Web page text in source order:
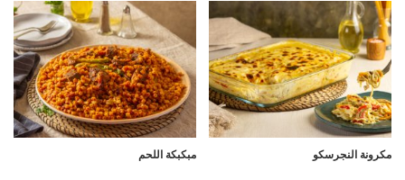
مكرونة النجرسكو مبكبكة اللحم